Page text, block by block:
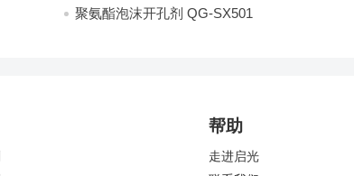
聚氨酯泡沫开孔剂 QG-SX501
帮助
走进启光